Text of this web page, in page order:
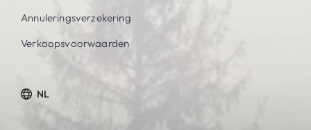
Annuleringsverzekering
Verkoopsvoorwaarden
NL